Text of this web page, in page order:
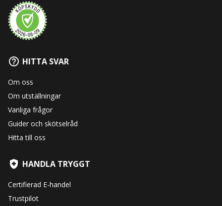
HITTA SVAR
Om oss
Om utställningar
Vanliga frågor
Guider och skötselråd
Hitta till oss
HANDLA TRYGGT
Certifierad E-handel
Trustpilot